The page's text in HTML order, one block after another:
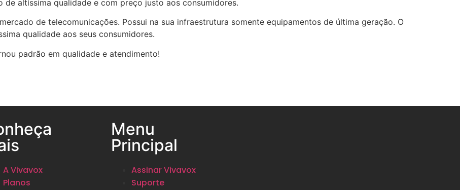
de altíssima qualidade e com preço justo aos consumidores.
de telecomunicações. Possui na sua infraestrutura somente equipamentos de última geração. O
qualidade aos seus consumidores.
padrão em qualidade e atendimento!
A Vivavox
Planos
Menu
Principal
Assinar Vivavox
Suporte